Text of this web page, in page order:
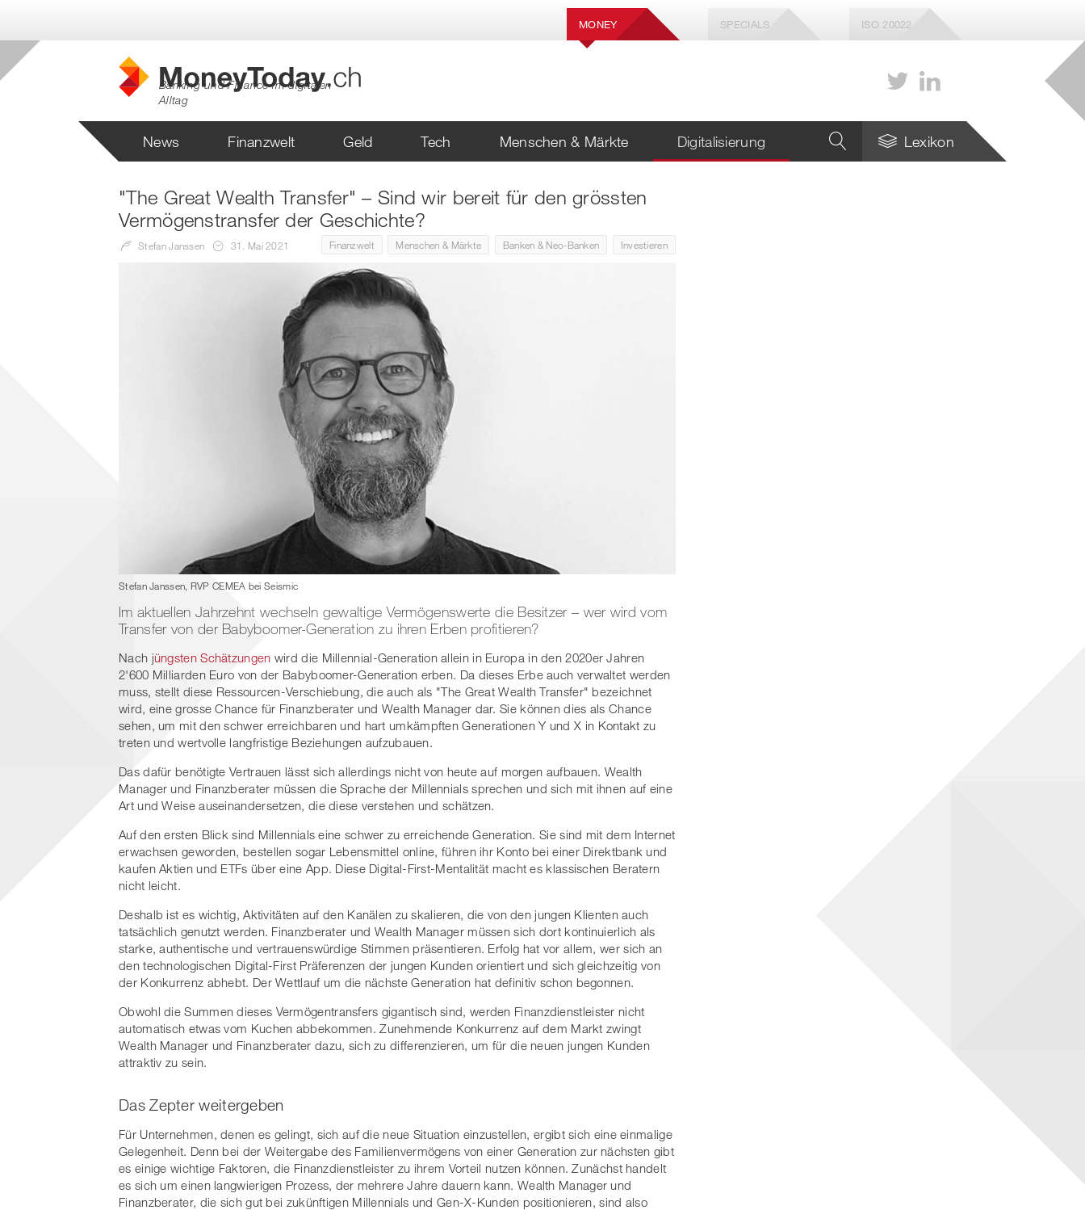
MONEY SPECIALS ISO 20022
Banking und Finance im digitalen
Alltag
News Finanzwelt Geld Tech Menschen & Märkte Digitalisierung Lexikon
"The Great Wealth Transfer" – Sind wir bereit für den grössten
Vermögenstransfer der Geschichte?
Stefan Janssen 31. Mai 2021 Finanzwelt Menschen & Märkte Banken & Neo-Banken Investieren
Stefan Janssen, RVP CEMEA bei Seismic
Im aktuellen Jahrzehnt wechseln gewaltige Vermögenswerte die Besitzer – wer wird vom
Transfer von der Babyboomer-Generation zu ihren Erben profitieren?
Nach jüngsten Schätzungen wird die Millennial-Generation allein in Europa in den 2020er Jahren
2'600 Milliarden Euro von der Babyboomer-Generation erben. Da dieses Erbe auch verwaltet werden
muss, stellt diese Ressourcen-Verschiebung, die auch als "The Great Wealth Transfer" bezeichnet
wird, eine grosse Chance für Finanzberater und Wealth Manager dar. Sie können dies als Chance
sehen, um mit den schwer erreichbaren und hart umkämpften Generationen Y und X in Kontakt zu
treten und wertvolle langfristige Beziehungen aufzubauen.
Das dafür benötigte Vertrauen lässt sich allerdings nicht von heute auf morgen aufbauen. Wealth
Manager und Finanzberater müssen die Sprache der Millennials sprechen und sich mit ihnen auf eine
Art und Weise auseinandersetzen, die diese verstehen und schätzen.
Auf den ersten Blick sind Millennials eine schwer zu erreichende Generation. Sie sind mit dem Internet
erwachsen geworden, bestellen sogar Lebensmittel online, führen ihr Konto bei einer Direktbank und
kaufen Aktien und ETFs über eine App. Diese Digital-First-Mentalität macht es klassischen Beratern
nicht leicht.
Deshalb ist es wichtig, Aktivitäten auf den Kanälen zu skalieren, die von den jungen Klienten auch
tatsächlich genutzt werden. Finanzberater und Wealth Manager müssen sich dort kontinuierlich als
starke, authentische und vertrauenswürdige Stimmen präsentieren. Erfolg hat vor allem, wer sich an
den technologischen Digital-First Präferenzen der jungen Kunden orientiert und sich gleichzeitig von
der Konkurrenz abhebt. Der Wettlauf um die nächste Generation hat definitiv schon begonnen.
Obwohl die Summen dieses Vermögentransfers gigantisch sind, werden Finanzdienstleister nicht
automatisch etwas vom Kuchen abbekommen. Zunehmende Konkurrenz auf dem Markt zwingt
Wealth Manager und Finanzberater dazu, sich zu differenzieren, um für die neuen jungen Kunden
attraktiv zu sein.
Das Zepter weitergeben
Für Unternehmen, denen es gelingt, sich auf die neue Situation einzustellen, ergibt sich eine einmalige
Gelegenheit. Denn bei der Weitergabe des Familienvermögens von einer Generation zur nächsten gibt
es einige wichtige Faktoren, die Finanzdienstleister zu ihrem Vorteil nutzen können. Zunächst handelt
es sich um einen langwierigen Prozess, der mehrere Jahre dauern kann. Wealth Manager und
Finanzberater, die sich gut bei zukünftigen Millennials und Gen-X-Kunden positionieren, sind also